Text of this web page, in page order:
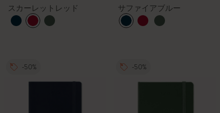
スカーレットレッド サファイアブルー
-50% -50%